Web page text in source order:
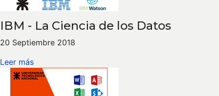
IBM - La Ciencia de los Datos
20 Septiembre 2018
Leer más